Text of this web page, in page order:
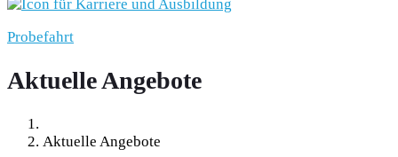
Probefahrt
Aktuelle Angebote
Aktuelle Angebote